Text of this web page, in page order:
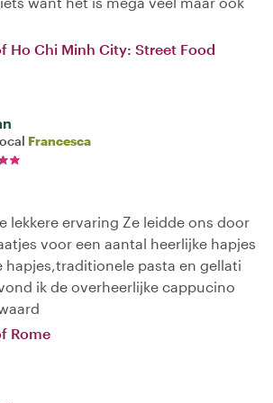
Ho Chi Minh City: Street Food
Francesca
lekkere ervaring Ze leidde ons door
voor een aantal heerlijke hapjes
hapjes,traditionele pasta en gellati
ik de overheerlijke cappucino
Rome